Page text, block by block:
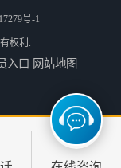
市政供热管道漏水检测 科探管道工程
号-1
权利.
入口 网站地图